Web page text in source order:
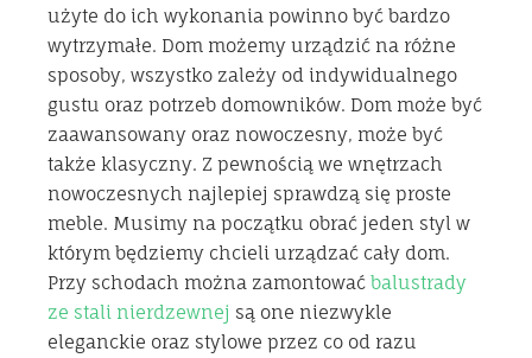
użyte do ich wykonania powinno być bardzo
wytrzymałe. Dom możemy urządzić na różne
sposoby, wszystko zależy od indywidualnego
gustu oraz potrzeb domowników. Dom może być
zaawansowany oraz nowoczesny, może być
także klasyczny. Z pewnością we wnętrzach
nowoczesnych najlepiej sprawdzą się proste
meble. Musimy na początku obrać jeden styl w
którym będziemy chcieli urządzać cały dom.
Przy schodach można zamontować balustrady
ze stali nierdzewnej są one niezwykle
eleganckie oraz stylowe przez co od razu